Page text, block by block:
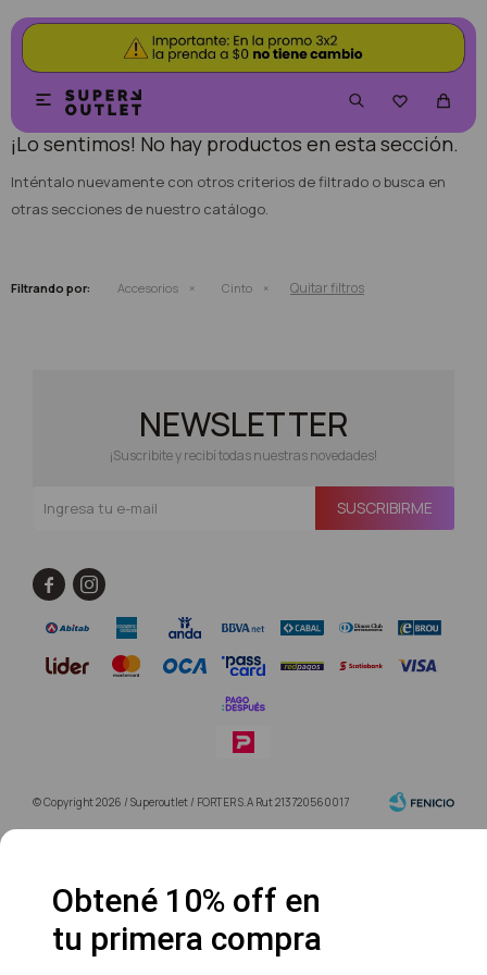

 NO SE HAN RECUPERADO PRODUCTOS
¡Lo sentimos! No hay productos en esta sección.
Inténtalo nuevamente con otros criterios de filtrado o busca en
otras secciones de nuestro catálogo.
Filtrando por: Accesorios Cinto Quitar filtros
NEWSLETTER
¡Suscribite y recibí todas nuestras novedades!
SUSCRIBIRME
 
© Copyright 2026 / Superoutlet / FORTER S.A Rut 213720560017
Obtené 10% off en
tu primera compra